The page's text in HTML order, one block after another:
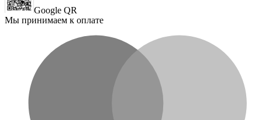
Google QR
Мы принимаем к оплате